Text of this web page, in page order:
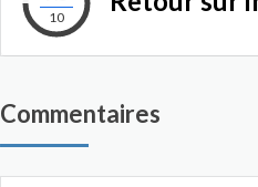
10
Commentaires